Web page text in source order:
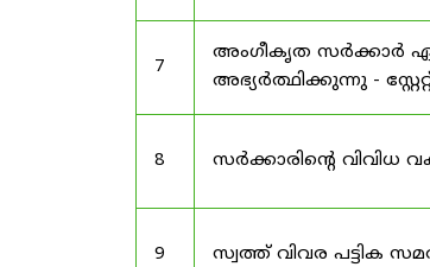
7
അംഗീകൃത സർക്കാർ
അഭ്യർത്ഥിക്കുന്നു -
8 സർക്കാരിന്റെ
9 സ്വത്ത് വിവര പട്ടിക